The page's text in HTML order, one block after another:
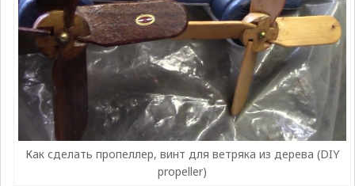
Как сделать пропеллер, винт для ветряка из дерева (DIY
propeller)